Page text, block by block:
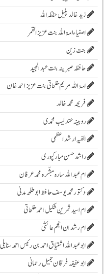
زیدخالد پٹیل حفظہ اللہ
اصفیاء امۃ اللہ بنت عزیز القمر
بنت زین
حافظہ صبرینہ بنت عبد المجید
امۃ اللہ مریم مفلحاتی بنت عزیز احمد خان
فریحہ محمد خالد
روبینہ عندلیب محمدی
الفیہ ارشد اعظمی
راشد حسن مبارکپوری
ام عبداللہ سارہ مبشّرہ محمد عرفان
دکتور محمد یوسف حافظ ابو طلحہ مدنی
ام اسید ثمرین شکیل احمد مفلحاتی
ام رشدان انجم عائشی
ابو عبد اللہ اشتیاق احمد بن رئیس احمد
ابو عفیفہ فرقان جمیل رحمانی